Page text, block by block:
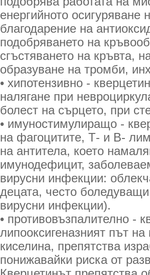
енергийното осигуряване
благодарение на
подобряването на
сгъстяването на кръвта,
образуване на тромби,
• хипотензивно -
налягане при
болест на сърцето, при
• имуностимулиращо -
на фагоцитите, Т- и В-
на антитела, което
имунодефицит,
вирусни инфекции:
децата, често
вирусни инфекции).
• противовъзпалително -
липооксигеназният път
киселина, препятства
понижавайки риска от